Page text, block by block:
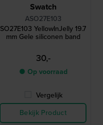
Swatch
ASO27E103
SO27E103 YellowInJelly 19.7
mm Gele siliconen band
30,-
● Op voorraad
Vergelijk
Bekijk Product